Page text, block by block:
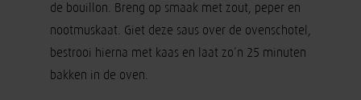
de bouillon. Breng op smaak met zout, peper en
nootmuskaat. Giet deze saus over de ovenschotel,
bestrooi hierna met kaas en laat zo’n 25 minuten
bakken in de oven.